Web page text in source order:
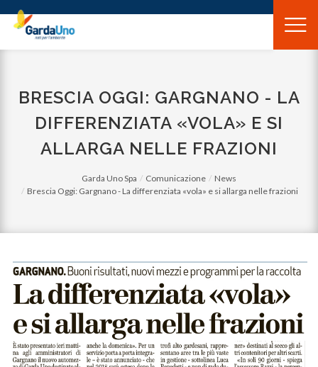
Gardauno
Spa
BRESCIA OGGI: GARGNANO - LA
DIFFERENZIATA «VOLA» E SI
ALLARGA NELLE FRAZIONI
Garda Uno Spa Comunicazione
News
Brescia Oggi: Gargnano - La differenziata «vola» e si allarga nelle frazioni